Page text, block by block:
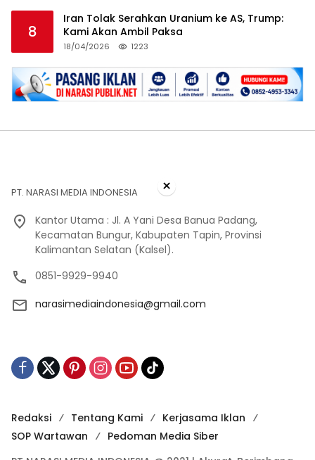
8
Iran Tolak Serahkan Uranium ke AS, Trump:
Kami Akan Ambil Paksa
18/04/2026 1223
PT. NARASI MEDIA INDONESIA
Kantor Utama : Jl. A Yani Desa Banua Padang,
Kecamatan Bungur, Kabupaten Tapin, Provinsi
Kalimantan Selatan (Kalsel).
0851-9929-9940
narasimediaindonesia@gmail.com
Redaksi Tentang Kami
Kerjasama Iklan
SOP Wartawan
Pedoman Media Siber
×